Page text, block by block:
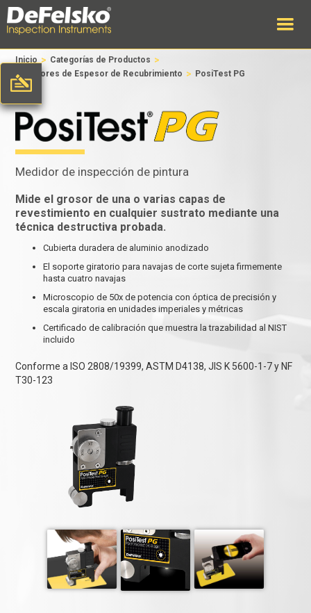
Inicio > Categorías de Productos >
Medidores de Espesor de Recubrimiento > PosiTest PG
Medidor de inspección de pintura
Mide el grosor de una o varias capas de
revestimiento en cualquier sustrato mediante una
técnica destructiva probada.
Cubierta duradera de aluminio anodizado
El soporte giratorio para navajas de corte sujeta firmemente
hasta cuatro navajas
Microscopio de 50x de potencia con óptica de precisión y
escala giratoria en unidades imperiales y métricas
Certificado de calibración que muestra la trazabilidad al NIST
incluido
Conforme a ISO 2808/19399, ASTM D4138, JIS K 5600-1-7 y NF
T30-123